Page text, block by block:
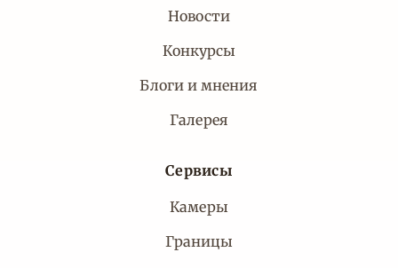
Новости
Конкурсы
Блоги и мнения
Галерея
Сервисы
Камеры
Границы